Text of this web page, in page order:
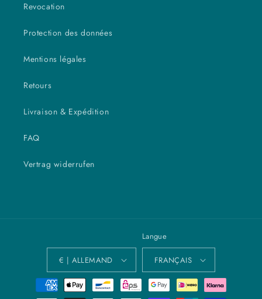
Revocation
Protection des données
Mentions légales
Retours
Livraison & Expédition
FAQ
Vertrag widerrufen
€ | ALLEMAND
Langue
FRANÇAIS
Moyens